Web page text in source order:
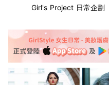
Girl's Project 日常企劃